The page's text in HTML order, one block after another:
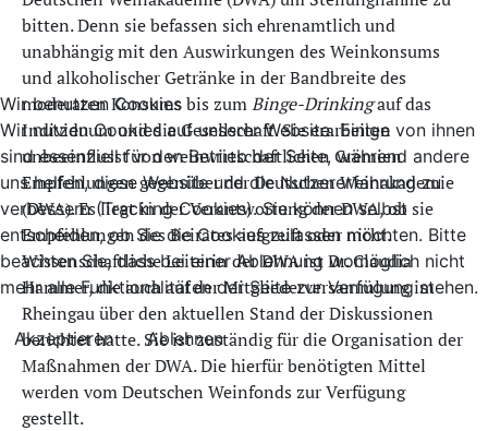
bitten. Denn sie befassen sich ehrenamtlich und
unabhängig mit den Auswirkungen des Weinkonsums
und alkoholischer Getränke in der Bandbreite des
moderaten Konsums bis zumBinge-Drinkingauf das
Individuum und die Gesellschaft. Sie erarbeiten
unbeeinflusst von weinwirtschaftlichen Gremien
Empfehlungen gegenüber der Deutschen Weinakademie
(DWA). Es liegt in der Verantwortung der DWA, ob sie
Empfehlungen des Beirates aufgreift oder nicht.
Wissenschaftliche Leiterin der DWA ist Dr. Claudia
Hammer, die auch auf der Mitgliederversammlung im
Rheingau über den aktuellen Stand der Diskussionen
berichtet hatte. Sie ist zuständig für die Organisation der
Maßnahmen der DWA. Die hierfür benötigten Mittel
werden vom Deutschen Weinfonds zur Verfügung
gestellt.
Wir benutzen Cookies
Wir nutzen Cookies auf unserer Website. Einige von ihnen
sind essenziell für den Betrieb der Seite, während andere
uns helfen, diese Website und die Nutzererfahrung zu
verbessern (Tracking Cookies). Sie können selbst
entscheiden, ob Sie die Cookies zulassen möchten. Bitte
beachten Sie, dass bei einer Ablehnung womöglich nicht
mehr alle Funktionalitäten der Seite zur Verfügung stehen.
Akzeptieren Ablehnen